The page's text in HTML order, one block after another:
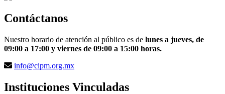
Contáctanos
Nuestro horario de atención al público es de lunes a jueves, de
09:00 a 17:00 y viernes de 09:00 a 15:00 horas.
info@cipm.org.mx
Instituciones Vinculadas